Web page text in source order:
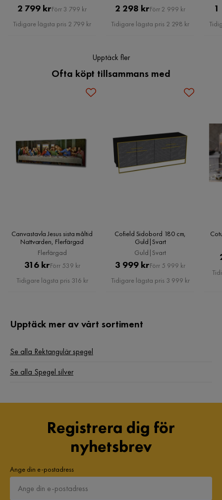
4 år sedan
Verified by Trustvoice
Pris
2 799 krOriginal
Pris
Förr 3 799 kr
Tidigare lägsta pris 2 799 kr
Pris
2 298 krOriginal
Pris
Förr 2 999 kr
Tidigare lägsta pris 2 298 kr
Upptäck fler
Ofta köpt tillsammans med
Canvastavla Jesus sista måltid
Nattvarden, Flerfärgad
Flerfärgad
Pris
316 krOriginal
Pris
Förr 539 kr
Tidigare lägsta pris 316 kr
Cofield Sidobord 180 cm,
Guld|Svart
Guld|Svart
Pris
3 999 krOriginal
Pris
Förr 5 999 kr
Tidigare lägsta pris 3 999 kr
Upptäck mer av vårt sortiment
Se alla Rektangulär spegel
Se alla Spegel silver
Registrera dig för
nyhetsbrev
Ange din e-postadress